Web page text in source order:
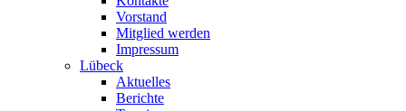
Vorstand
Mitglied werden
Impressum
Lübeck
Aktuelles
Berichte